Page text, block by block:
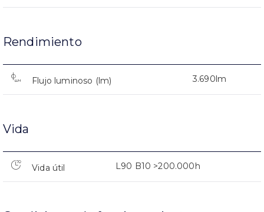
Rendimiento
Flujo luminoso (lm) 3.690lm
Vida
Vida útil L90 B10 >200.000h